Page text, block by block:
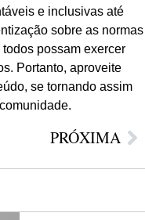
e inclusivas até
sobre as normas
possam exercer
Portanto, aproveite
se tornando assim
PRÓXIMA